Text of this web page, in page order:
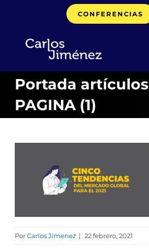
CONFERENCIAS
Portada artículos
PAGINA (1)
PorCarlos Jimenez | 22 febrero, 2021